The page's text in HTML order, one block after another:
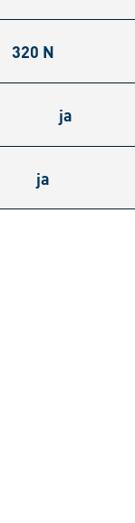
320 N
ja
ja